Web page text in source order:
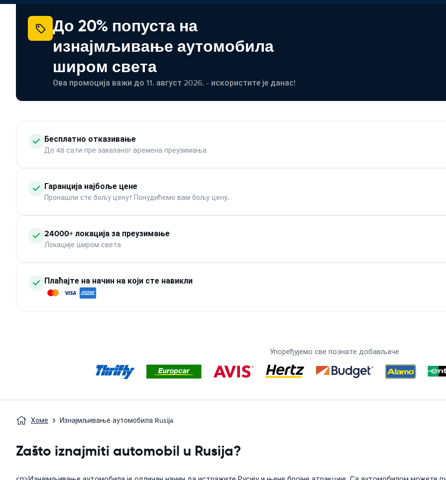
До 20% попуста на
изнајмљивање аутомобила
широм света
Ова промоција важи до 11. август 2026. - искористите је данас!
Бесплатно отказивање
До 48 сати пре заказаног времена преузимања
Гаранција најбоље цене
Пронашли сте бољу цену? Понудићемо вам бољу цену.
24000+ локација за преузимање
Локације широм света
Плаћајте на начин на који сте навикли
Упоређујемо све познате добављаче
Хоме Изнајмљивање аутомобила Rusija
Zašto iznajmiti automobil u Rusija?